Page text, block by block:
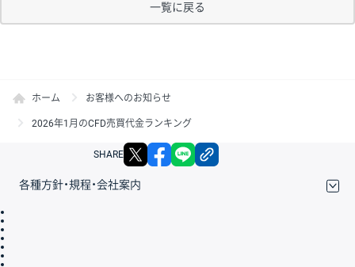
一覧に戻る
ホーム お客様へのお知らせ
2026年1月のCFD売買代金ランキング
SHARE X facebook
各種方針・規程・会社案内